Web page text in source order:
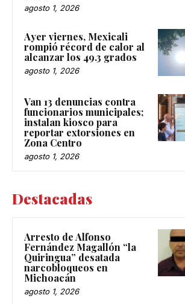
agosto 1, 2026
Ayer viernes, Mexicali
rompió récord de calor al
alcanzar los 49.3 grados
agosto 1, 2026
Van 13 denuncias contra
funcionarios municipales;
instalan kiosco para
reportar extorsiones en
Zona Centro
agosto 1, 2026
Destacadas
Arresto de Alfonso
Fernández Magallón “la
Quiringua” desatada
narcobloqueos en
Michoacán
agosto 1, 2026